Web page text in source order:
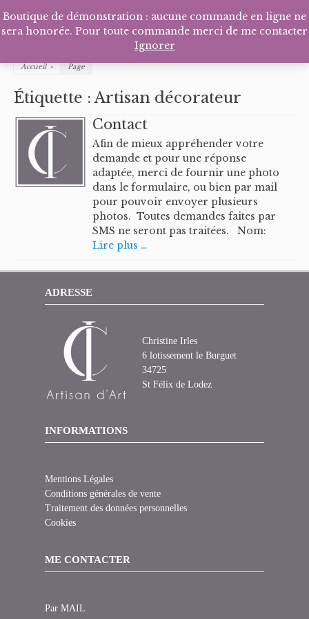
Facebook
Pinterest
Tél
Accueil » Page
Étiquette :Artisan décorateur
Contact
Afin de mieux appréhender votre
demande et pour une réponse
adaptée, merci de fournir une photo
dans le formulaire, ou bien par mail
pour pouvoir envoyer plusieurs
photos. Toutes demandes faites par
SMS ne seront pas traitées. Nom:
Lire plus …
ADRESSE
Christine Irles
6 lotissement le Burguet
34725
St Félix de Lodez
INFORMATIONS
Mentions Légales
Conditions générales de vente
Traitement des données personnelles
Cookies
ME CONTACTER
Par MAIL
Boutique de démonstration : aucune commande en ligne ne
sera honorée. Pour toute commande merci de me contacter
Ignorer